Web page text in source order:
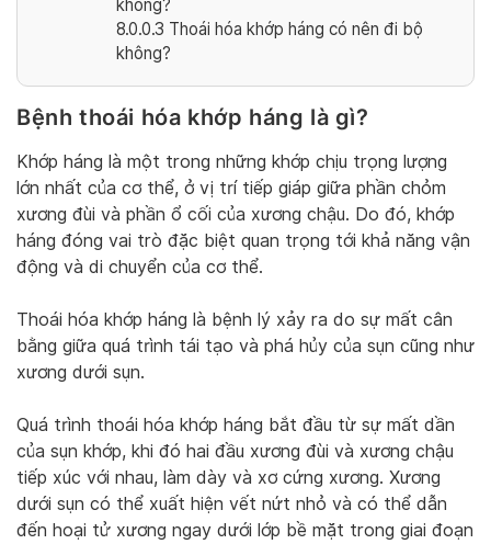
không?
8.0.0.3 Thoái hóa khớp háng có nên đi bộ
không?
Bệnh thoái hóa khớp háng là gì?
Khớp háng là một trong những khớp chịu trọng lượng
lớn nhất của cơ thể, ở vị trí tiếp giáp giữa phần chỏm
xương đùi và phần ổ cối của xương chậu. Do đó, khớp
háng đóng vai trò đặc biệt quan trọng tới khả năng vận
động và di chuyển của cơ thể.
Thoái hóa khớp háng là bệnh lý xảy ra do sự mất cân
bằng giữa quá trình tái tạo và phá hủy của sụn cũng như
xương dưới sụn.
Quá trình thoái hóa khớp háng bắt đầu từ sự mất dần
của sụn khớp, khi đó hai đầu xương đùi và xương chậu
tiếp xúc với nhau, làm dày và xơ cứng xương. Xương
dưới sụn có thể xuất hiện vết nứt nhỏ và có thể dẫn
đến hoại tử xương ngay dưới lớp bề mặt trong giai đoạn